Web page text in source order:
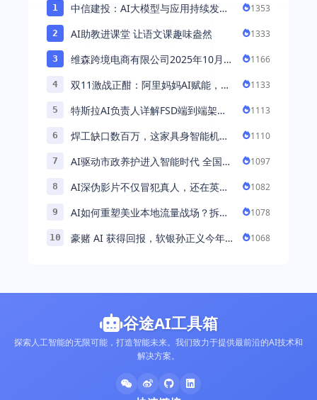
1
中信建投：AI大模型与应用持续发展
1353
2 AI助教进课堂 让语文课趣味盎然 1333
3
维森跨境电商有限公司2025年10月落
1166
4
双11激战正酣：阿里妈妈AI赋能，助
1133
5
特斯拉AI负责人详解FSD端到端架
能 ...
1113
6
焊工缺口数百万，这家具身智能机器
1110
7
AI驱动市政养护进入智能时代 全国首
1097
8
AI深伪影片不仅冒犯真人，还在英国
1082
9
AI如何重塑美业本地流量战场？拆
1078
10
豪赌 AI 获得回报，软银孙正义今年财
1068
谷途AI工具箱
探索人工智能的无限可能，打造智能未来。我们致力于提供最前沿的AI技术和
解决方案。